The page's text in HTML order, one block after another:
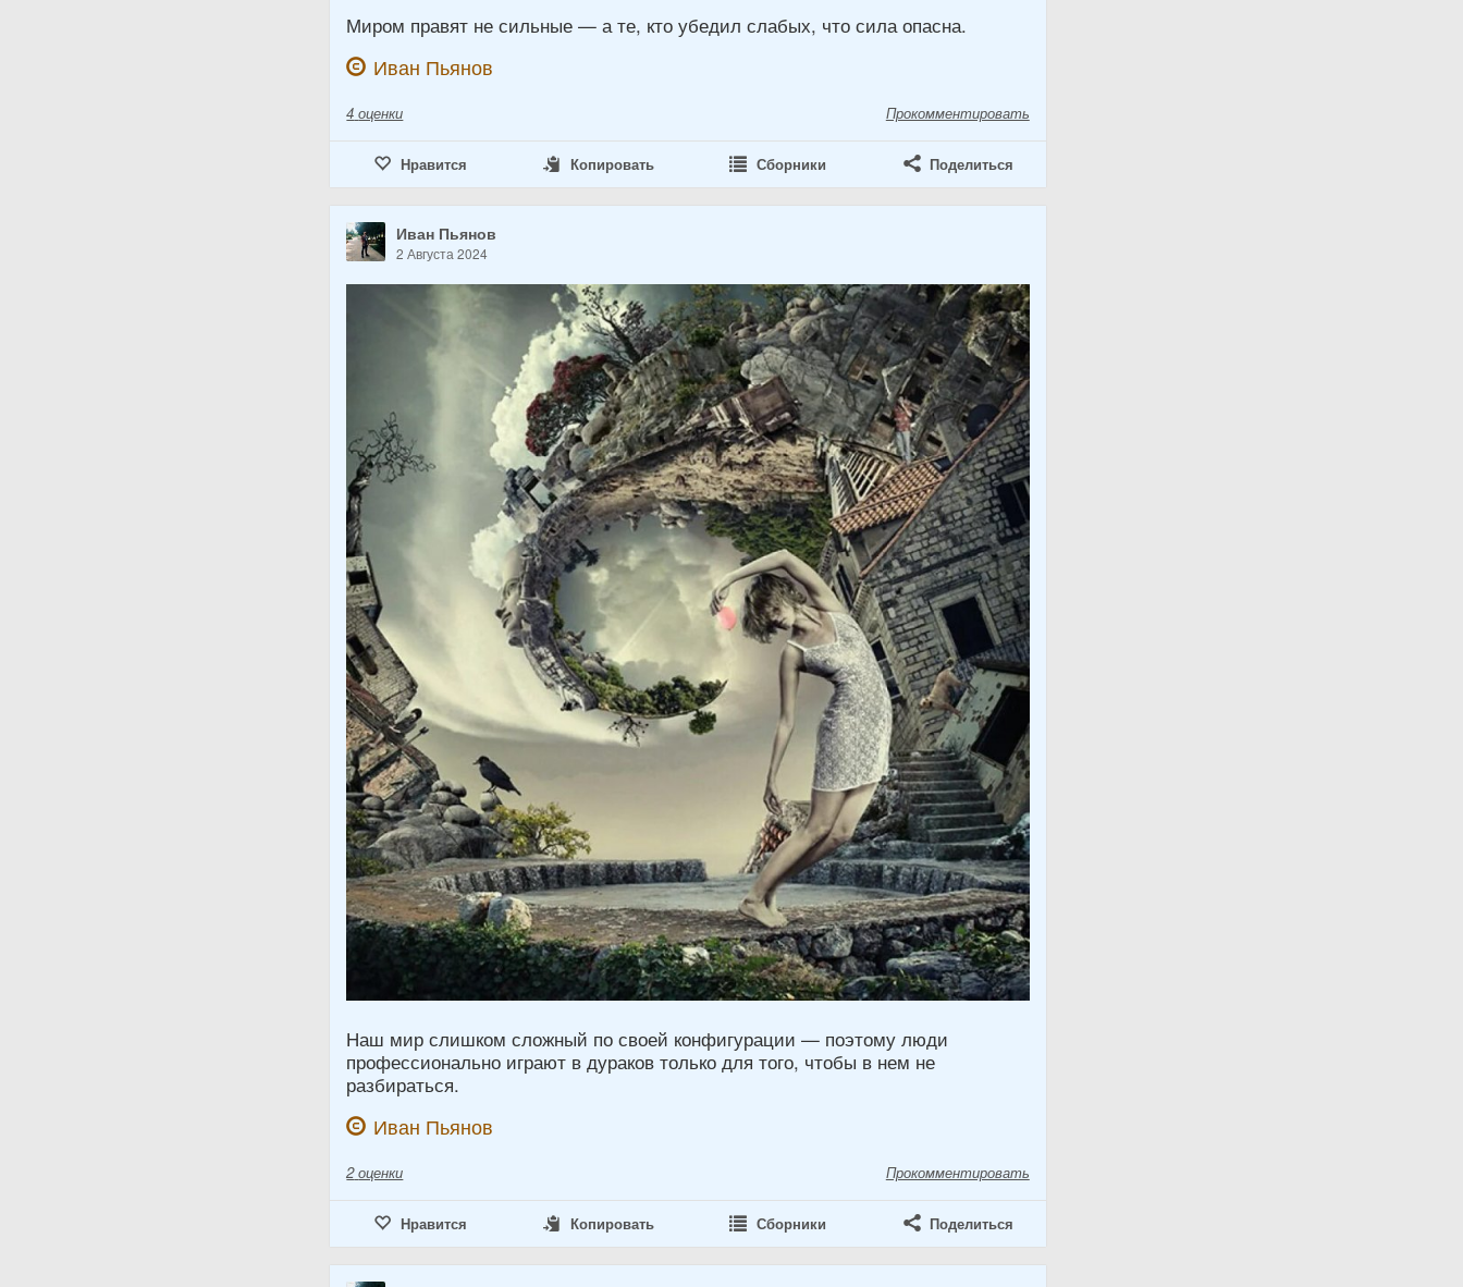
Миром правят не сильные — а те, кто убедил слабых, что сила опасна.
Иван Пьянов
4 оценки Прокомментировать
Нравится Копировать Сборники Поделиться
Иван Пьянов
2 Августа 2024
Наш мир слишком сложный по своей конфигурации — поэтому люди
профессионально играют в дураков только для того, чтобы в нем не
разбираться.
Иван Пьянов
2 оценки Прокомментировать
Нравится Копировать Сборники Поделиться